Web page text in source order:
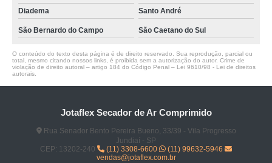
Diadema
Santo André
São Bernardo do Campo São Caetano do Sul
O conteúdo do texto desta página é de direito reservado. Sua reprodução, parcial ou
total, mesmo citando nossos links, é proibida sem a autorização do autor. Crime de
violação de direito autoral – artigo 184 do Código Penal – Lei 9610/98 - Lei de direitos
autorais
Jotaflex Secador de Ar Comprimido
Rua Senador Bento Pereira Bueno, 33/39 - Vila Progresso
Jundiaí - SP
CEP: 13202-240
(11) 3308-6600
(11) 99632-5946
vendas@jotaflex.com.br